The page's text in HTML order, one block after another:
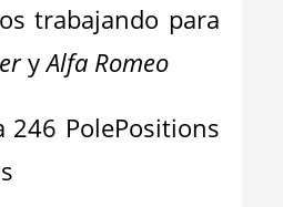
trabajando para
yAlfa Romeo
246 PolePositions